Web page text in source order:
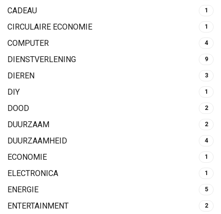
CADEAU 1
CIRCULAIRE ECONOMIE 1
COMPUTER 4
DIENSTVERLENING 9
DIEREN 3
DIY 1
DOOD 2
DUURZAAM 2
DUURZAAMHEID 4
ECONOMIE 1
ELECTRONICA 1
ENERGIE 5
ENTERTAINMENT 2